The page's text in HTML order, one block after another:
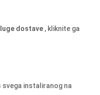
dostave , kliknite ga
svega instaliranog na